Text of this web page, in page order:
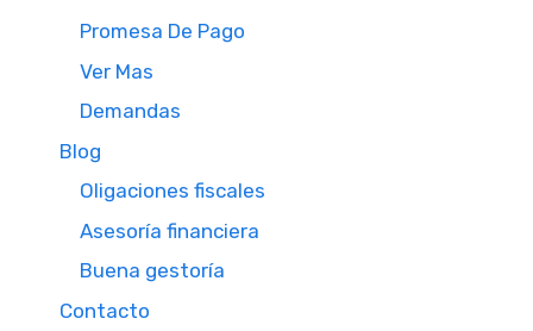
Promesa De Pago
Ver Mas
Demandas
Blog
Oligaciones fiscales
Asesoría financiera
Buena gestoría
Contacto